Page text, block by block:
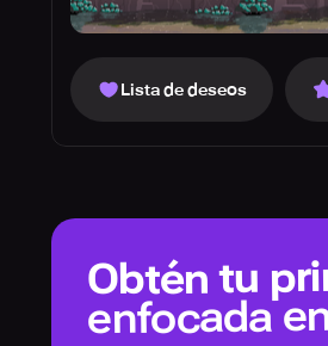
Lista de deseos
Obtén tu
enfocada